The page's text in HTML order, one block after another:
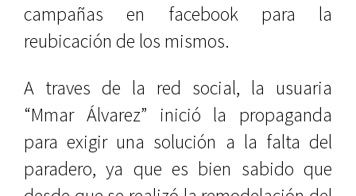
campañas en facebook para la
reubicación de los mismos.
A traves de la red social, la usuaria
“Mmar Álvarez” inició la propaganda
para exigir una solución a la falta del
paradero, ya que es bien sabido que